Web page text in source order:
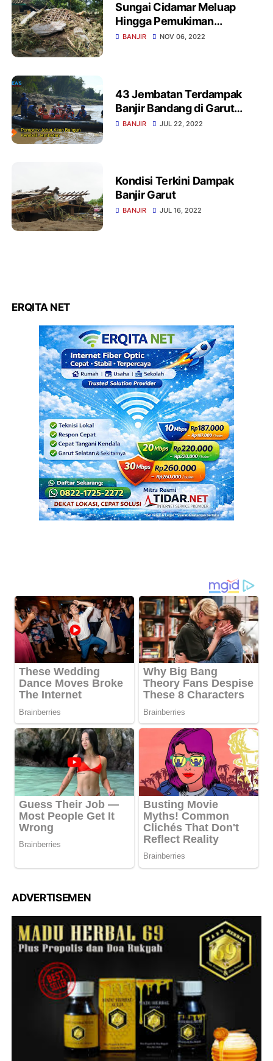
Sungai Cidamar Meluap
Hingga Pemukiman
Akibatnya Beberapa Rumah
BANJIR NOV 06, 2022
43 Jembatan Terdampak
Banjir Bandang di Garut
Akan Dibangun Kembali
BANJIR JUL 22, 2022
Kondisi Terkini Dampak
Banjir Garut
BANJIR JUL 16, 2022
ERQITA NET
ADVERTISEMEN